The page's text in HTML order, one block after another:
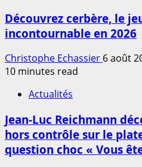
Découvrez cerbère, le
incontournable en 2026
Christophe Echassier 6 août
10 minutes read
Actualités
Jean-Luc Reichmann
hors contrôle sur le
question choc « Vous